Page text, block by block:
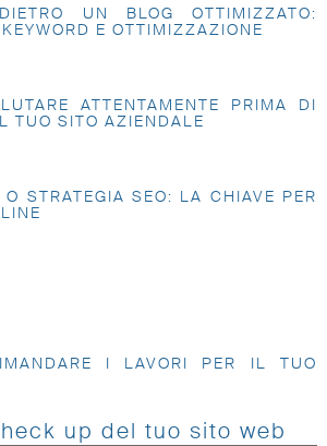
UN BLOG OTTIMIZZATO:
E OTTIMIZZAZIONE
ATTENTAMENTE PRIMA DI
TUO SITO AZIENDALE
STRATEGIA SEO: LA CHIAVE PER
I LAVORI PER IL TUO
up del tuo sito web